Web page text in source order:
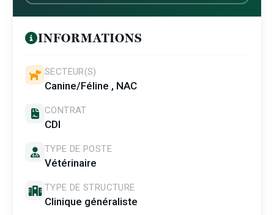
INFORMATIONS
SECTEUR(S)
Canine/Féline , NAC
CONTRAT
CDI
TYPE DE POSTE
Vétérinaire
TYPE DE STRUCTURE
Clinique généraliste